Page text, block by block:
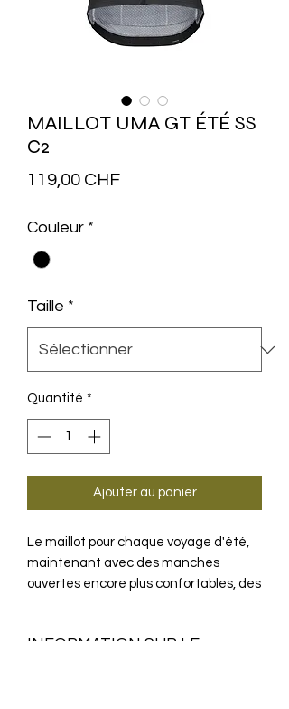
MAILLOT UMA GT ÉTÉ SS
C2
119,00 CHFPrix
Couleur *
Taille *
Quantité *
Ajouter au panier
Le maillot pour chaque voyage d'été,
maintenant avec des manches
ouvertes encore plus confortables, des
INFORMATION SUR LE